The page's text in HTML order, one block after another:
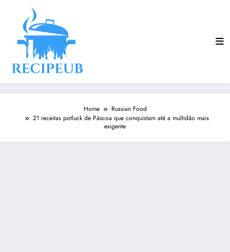
Home
Russian Food
21 receitas potluck de Páscoa que conquistam até a multidão mais
exigente